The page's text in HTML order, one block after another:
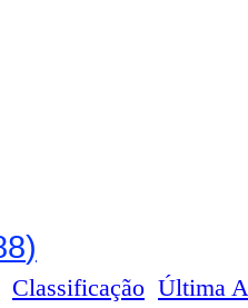
)
Classificação Última